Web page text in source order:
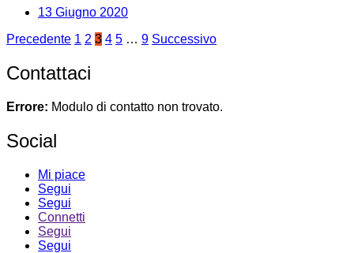
13 Giugno 2020
Paginazione
degli
articoli
Precedente 1 2 3 4 5 … 9 Successivo
Contattaci
Errore: Modulo di contatto non trovato.
Social
Mi piace
Segui
Segui
Connetti
Segui
Segui